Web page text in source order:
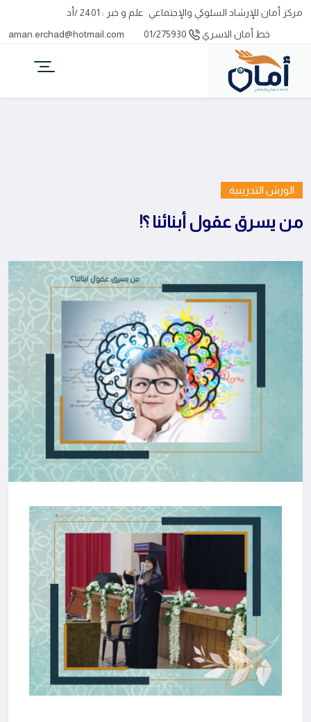
مركز أمان للإرشاد السلوكي والإجتماعي علم و خبر : 2401 /أد
خط أمان الاسري
01/275930
aman.erchad@hotmail.com
الورش التدريبية
من يسرق عقول أبنائنا ؟!